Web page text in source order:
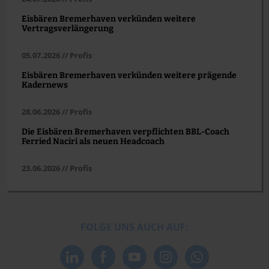
Eisbären Bremerhaven verkünden weitere
Vertragsverlängerung
05.07.2026 // Profis
Eisbären Bremerhaven verkünden weitere prägende
Kadernews
28.06.2026 // Profis
Die Eisbären Bremerhaven verpflichten BBL-Coach
Ferried Naciri als neuen Headcoach
23.06.2026 // Profis